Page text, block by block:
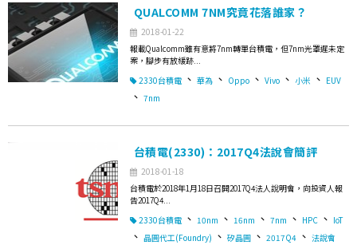
QUALCOMM 7NM究竟花落誰家？
2018-01-22
報載Qualcomm雖有意將7nm轉單台積電，但7nm光罩遲未定
案，腳步有放緩跡...
2330台積電 、 華為 、 Oppo 、 Vivo 、 小米 、 EUV
、 7nm
台積電(2330)：2017Q4法說會簡評
2018-01-18
台積電於2018年1月18日召開2017Q4法人說明會，向投資人報
告2017Q4...
2330台積電 、 10nm 、 16nm 、 7nm 、 HPC 、 IoT
、 晶圓代工(Foundry) 、 矽晶圓 、 2017Q4 、 法說會